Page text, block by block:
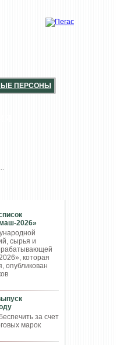
ПЕРСОНЫ
2026»
сырья и
которая
опубликован
за счет
марок